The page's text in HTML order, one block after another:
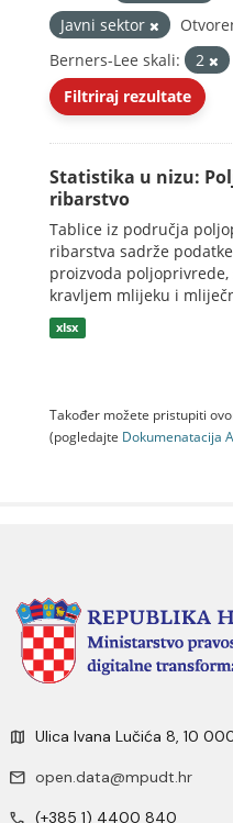
Javni sektor
Berners-Lee skali:
2
Filtriraj rezultate
Statistika u nizu:
ribarstvo
Tablice iz područja
ribarstva sadrže
proizvoda
kravljem mlijeku i
xlsx
Također možete pristupiti
(pogledajte Dokumenаtаcijа